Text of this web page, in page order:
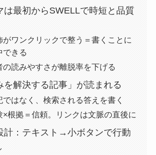
は最初からSWELLで時短と品質
がワンクリックで整う＝書くことに
できる
の読みやすさが離脱率を下げる
を解決する記事」が読まれる
ではなく、検索される答えを書く
×根拠＝信頼。リンクは文脈の直後に
計：テキスト→小ボタンで行動